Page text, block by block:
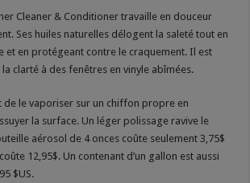
Cleaner & Conditioner travaille en douceur
Ses huiles naturelles délogent la saleté tout en
et en protégeant contre le craquement. Il est
clarté à des fenêtres en vinyle abîmées.
de le vaporiser sur un chiffon propre en
la surface. Un léger polissage ravive le
aérosol de 4 onces coûte seulement 3,75$
12,95$. Un contenant d’un gallon est aussi
$US.